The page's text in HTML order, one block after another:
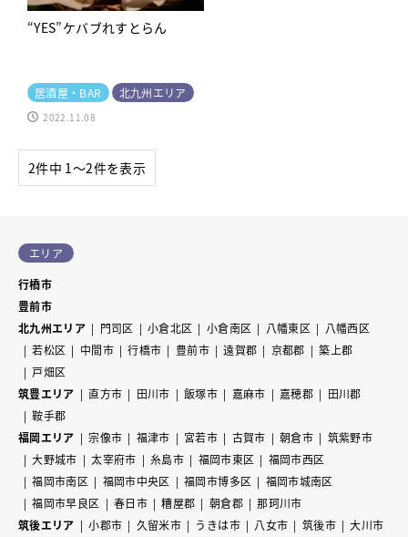
“YES”ケバブれすとらん
居酒屋・BAR 北九州エリア
2022.11.08
2件中 1〜2件を表示
エリア
行橋市
豊前市
北九州エリア
門司区 小倉北区 小倉南区 八幡東区
八幡西区
若松区
中間市 行橋市 豊前市 遠賀郡 京都郡
築上郡
戸畑区
筑豊エリア
直方市 田川市 飯塚市 嘉麻市 嘉穂郡
田川郡
鞍手郡
福岡エリア
宗像市 福津市 宮若市 古賀市 朝倉市
筑紫野市
大野城市
太宰府市 糸島市 福岡市東区
福岡市西区
福岡市南区
福岡市中央区 福岡市博多区
福岡市城南区
福岡市早良区
春日市 糟屋郡 朝倉郡
那珂川市
筑後エリア
小郡市 久留米市 うきは市 八女市 筑後市
大川市